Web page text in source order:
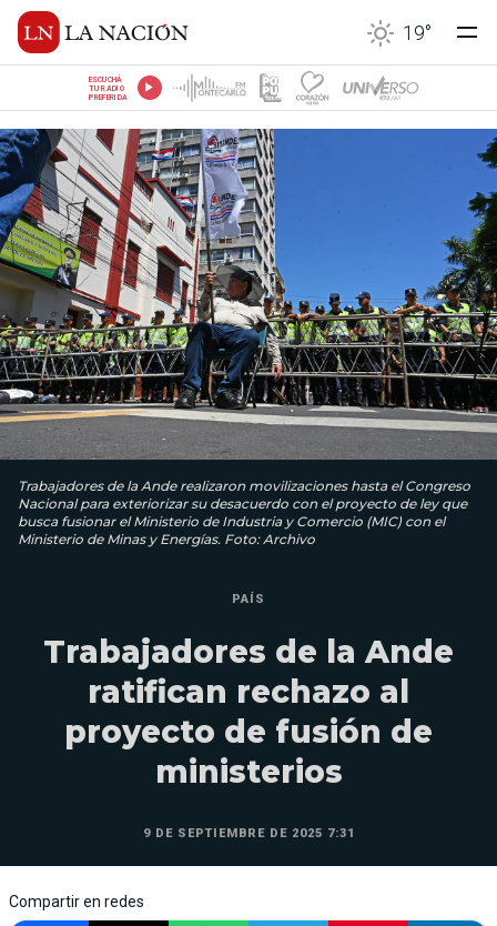
19°
ESCUCHÁ
TU RADIO
PREFERIDA
Trabajadores de la Ande realizaron movilizaciones hasta el Congreso
Nacional para exteriorizar su desacuerdo con el proyecto de ley que
busca fusionar el Ministerio de Industria y Comercio (MIC) con el
Ministerio de Minas y Energías. Foto: Archivo
PAÍS
Trabajadores de la Ande
ratifican rechazo al
proyecto de fusión de
ministerios
9 DE SEPTIEMBRE DE 2025 7:31
Compartir en redes